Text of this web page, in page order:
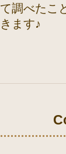
て調べたこ
きます♪